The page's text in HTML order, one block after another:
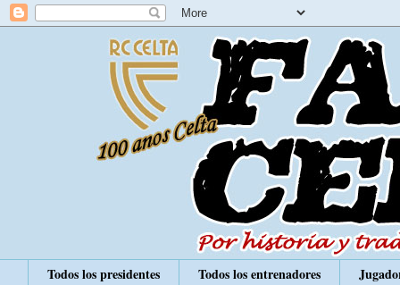
Todos los presidentes Todos los entrenadores